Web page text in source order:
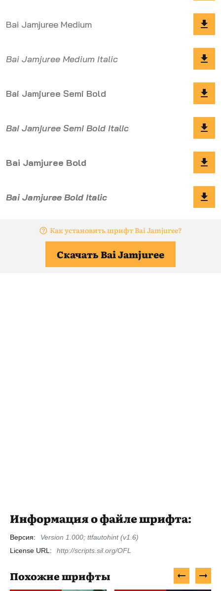
Как установить шрифт Bai Jamjuree?
Скачать Bai Jamjuree
Информация о файле шрифта:
Версия:
Version 1.000; ttfautohint (v1.6)
License URL:
http://scripts.sil.org/OFL
Похожие шрифты